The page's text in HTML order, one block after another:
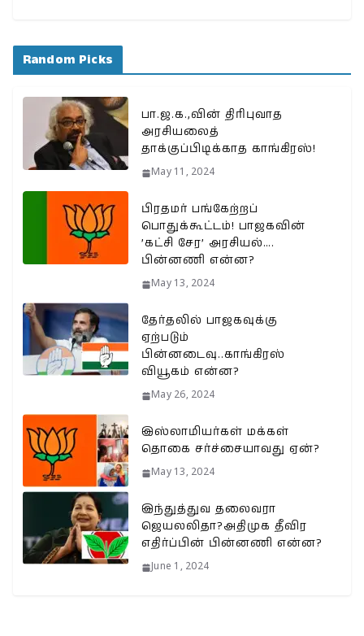
Random Picks
பா.ஜ.க.,வின் திரிபுவாத
அரசியலைத்
தாக்குப்பிடிக்காத காங்கிரஸ்!
May 11, 2024
பிரதமர் பங்கேற்றப்
பொதுக்கூட்டம்! பாஜகவின்
’கட்சி சேர’ அரசியல்….
பின்னணி என்ன?
May 13, 2024
தேர்தலில் பாஜகவுக்கு
ஏற்படும்
பின்னடைவு..காங்கிரஸ்
வியூகம் என்ன?
May 26, 2024
இஸ்லாமியர்கள் மக்கள்
தொகை சர்ச்சையாவது ஏன்?
May 13, 2024
இந்துத்துவ தலைவரா
ஜெயலலிதா?அதிமுக தீவிர
எதிர்ப்பின் பின்னணி என்ன?
June 1, 2024